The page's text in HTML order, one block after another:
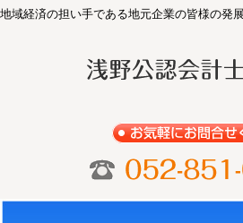
地域経済の担い手である地元企業の皆様の発